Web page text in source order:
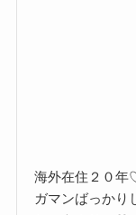
海外在住２０
ガマンばっかり